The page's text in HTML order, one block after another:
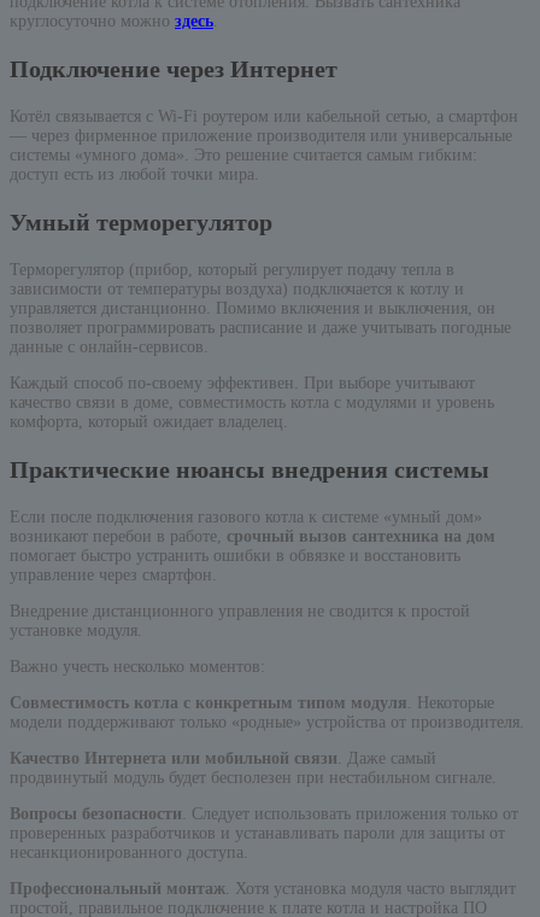
круглосуточно можно здесь.
Подключение через Интернет
Котёл связывается с Wi-Fi роутером или кабельной сетью, а смартфон
— через фирменное приложение производителя или универсальные
системы «умного дома». Это решение считается самым гибким:
доступ есть из любой точки мира.
Умный терморегулятор
Терморегулятор (прибор, который регулирует подачу тепла в
зависимости от температуры воздуха) подключается к котлу и
управляется дистанционно. Помимо включения и выключения, он
позволяет программировать расписание и даже учитывать погодные
данные с онлайн-сервисов.
Каждый способ по-своему эффективен. При выборе учитывают
качество связи в доме, совместимость котла с модулями и уровень
комфорта, который ожидает владелец.
Практические нюансы внедрения системы
Если после подключения газового котла к системе «умный дом»
возникают перебои в работе, срочный вызов сантехника на дом
помогает быстро устранить ошибки в обвязке и восстановить
управление через смартфон.
Внедрение дистанционного управления не сводится к простой
установке модуля.
Важно учесть несколько моментов:
Совместимость котла с конкретным типом модуля. Некоторые
модели поддерживают только «родные» устройства от производителя.
Качество Интернета или мобильной связи. Даже самый
продвинутый модуль будет бесполезен при нестабильном сигнале.
Вопросы безопасности. Следует использовать приложения только от
проверенных разработчиков и устанавливать пароли для защиты от
несанкционированного доступа.
Профессиональный монтаж. Хотя установка модуля часто выглядит
простой, правильное подключение к плате котла и настройка ПО